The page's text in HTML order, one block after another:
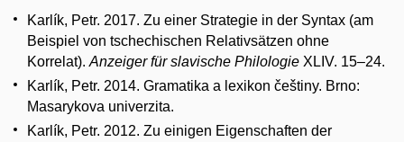
Karlík, Petr. 2017. Zu einer Strategie in der Syntax (am
Beispiel von tschechischen Relativsätzen ohne
Korrelat). Anzeiger für slavische Philologie XLIV. 15–24.
Karlík, Petr. 2014. Gramatika a lexikon češtiny. Brno:
Masarykova univerzita.
Karlík, Petr. 2012. Zu einigen Eigenschaften der